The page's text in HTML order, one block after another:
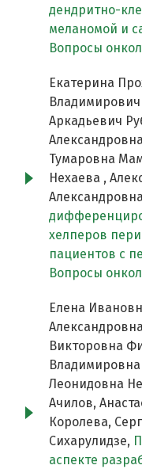
дендритно-
меланомой и
Вопросы
Екатерина
Аркадьевич
Тумаровна
Нехаева ,
хелперов
пациентов с
Вопросы
Елена
Викторовна
Леонидовна
Ачилов,
Королева,
Сихарулидзе,
аспекте